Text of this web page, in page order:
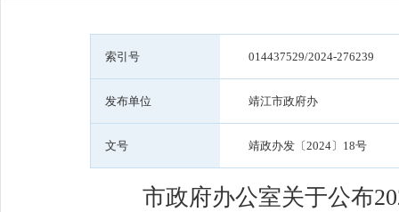
索引号 014437529/2024-276239
发布单位 靖江市政府办
文号 靖政办发〔2024〕18号
市政府办公室关于公布